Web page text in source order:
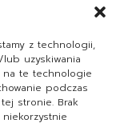
z technologii,
uzyskiwania
te technologie
podczas
stronie. Brak